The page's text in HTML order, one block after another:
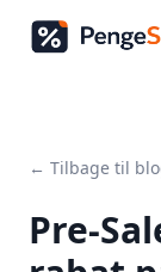
← Tilbage til
Pre-